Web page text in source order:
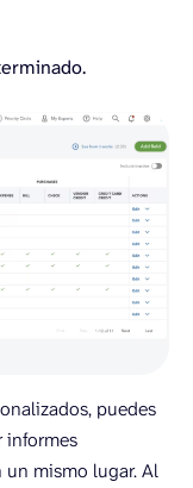
puedes
informes
mismo lugar. Al